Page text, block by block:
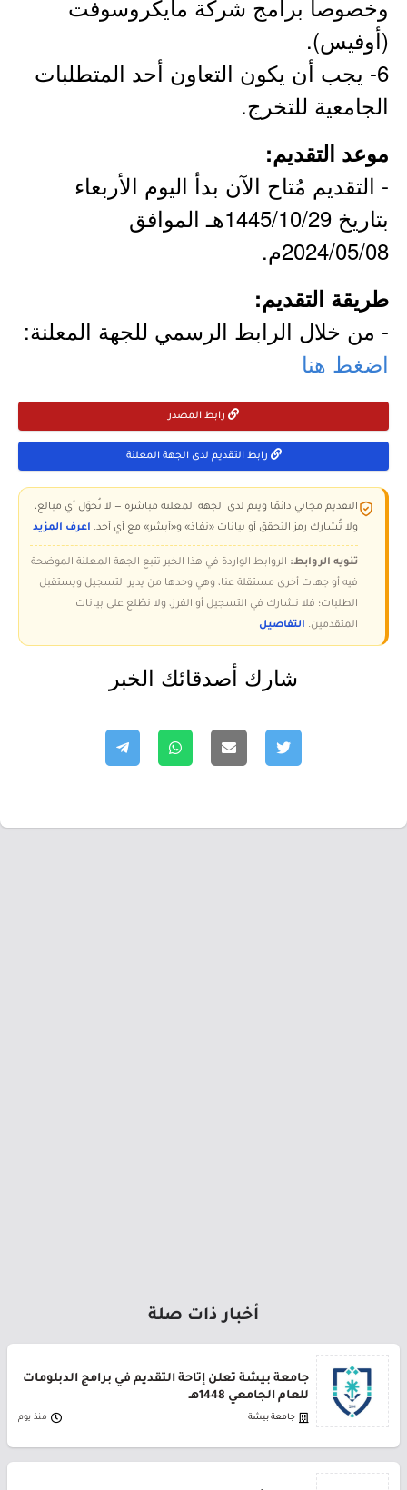
وخصوصاً برامج شركة مايكروسوفت
(أوفيس).
6- يجب أن يكون التعاون أحد المتطلبات
الجامعية للتخرج.
موعد التقديم:
- التقديم مُتاح الآن بدأ اليوم الأربعاء
بتاريخ 1445/10/29هـ الموافق
2024/05/08م.
طريقة التقديم:
- من خلال الرابط الرسمي للجهة المعلنة:
اضغط هنا
رابط المصدر
رابط التقديم لدى الجهة المعلنة
التقديم مجاني دائمًا ويتم لدى الجهة المعلنة مباشرة — لا تُحوّل أي مبالغ،
ولا تُشارك رمز التحقق أو بيانات «نفاذ» و«أبشر» مع أي أحد. اعرف المزيد
تنويه الروابط: الروابط الواردة في هذا الخبر تتبع الجهة المعلنة الموضحة
فيه أو جهات أخرى مستقلة عنا، وهي وحدها من يدير التسجيل ويستقبل
الطلبات؛ فلا نشارك في التسجيل أو الفرز، ولا نطّلع على بيانات
المتقدمين. التفاصيل
شارك أصدقائك الخبر
أخبار ذات صلة
جامعة بيشة تعلن إتاحة التقديم في برامج الدبلومات
للعام الجامعي 1448هـ
جامعة بيشة منذ يوم